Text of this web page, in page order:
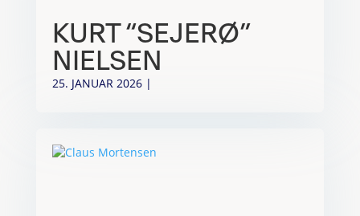
KURT “SEJERØ”
NIELSEN
25. JANUAR 2026|